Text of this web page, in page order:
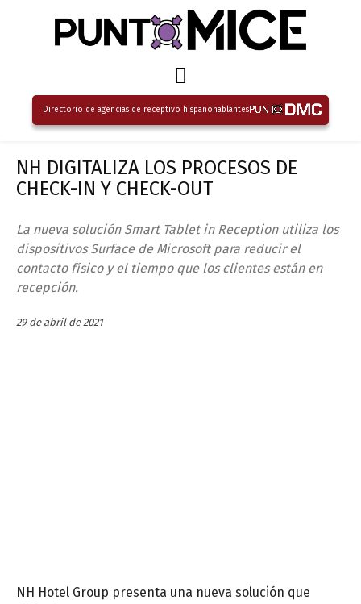
Directorio de agencias de receptivo hispanohablantes
NH DIGITALIZA LOS PROCESOS DE
CHECK-IN Y CHECK-OUT
La nueva solución Smart Tablet in Reception utiliza los
dispositivos Surface de Microsoft para reducir el
contacto físico y el tiempo que los clientes están en
recepción.
29 de abril de 2021
NH Hotel Group presenta una nueva solución que